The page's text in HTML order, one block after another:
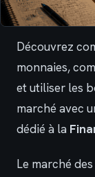
Découvrez
monnaies,
et utiliser les
marché avec
dédié à la
Le marché